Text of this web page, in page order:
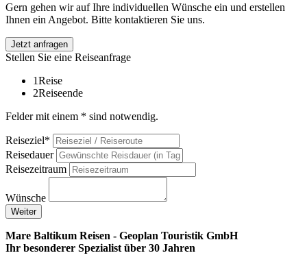
Gern gehen wir auf Ihre individuellen Wünsche ein und erstellen
Ihnen ein Angebot. Bitte kontaktieren Sie uns.
Jetzt anfragen
Stellen Sie eine Reiseanfrage
1Reise
2Reiseende
Felder mit einem * sind notwendig.
Reiseziel*
Reisedauer
Reisezeitraum
Wünsche
Weiter
Mare Baltikum Reisen - Geoplan Touristik GmbH
Ihr besonderer Spezialist über 30 Jahren